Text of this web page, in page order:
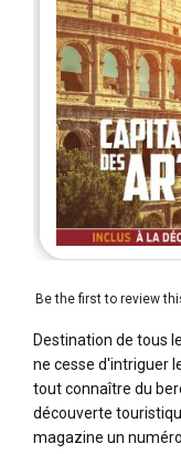
gallery
Be the first to review
Destination de tous
ne cesse d'intriguer
tout connaître du
découverte
magazine un